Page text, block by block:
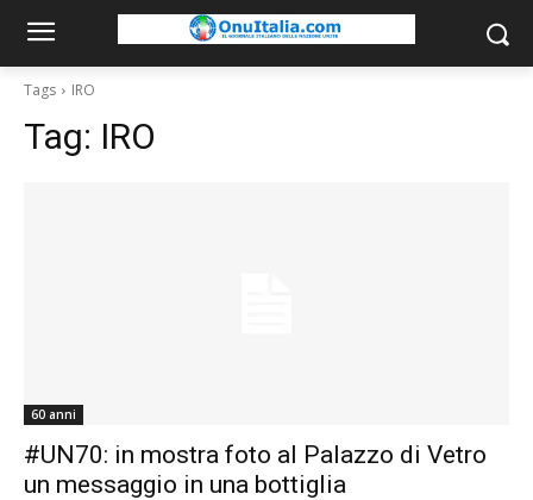
Tags IRO
Tag: IRO
60 anni
#UN70: in mostra foto al Palazzo di Vetro
un messaggio in una bottiglia